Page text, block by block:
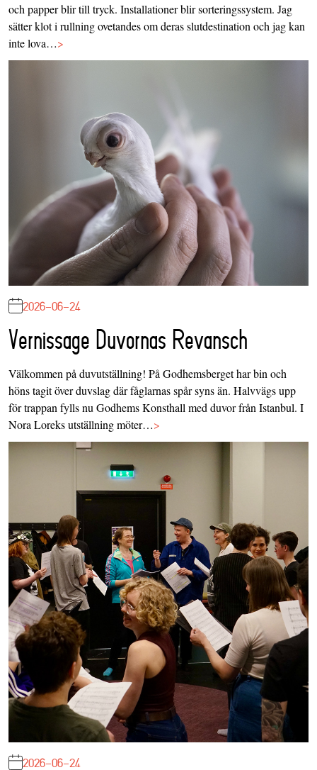
och papper blir till tryck. Installationer blir sorteringssystem. Jag
sätter klot i rullning ovetandes om deras slutdestination och jag kan
inte lova…>
2026-06-24
Vernissage Duvornas Revansch
Välkommen på duvutställning! På Godhemsberget har bin och
höns tagit över duvslag där fåglarnas spår syns än. Halvvägs upp
för trappan fylls nu Godhems Konsthall med duvor från Istanbul. I
Nora Loreks utställning möter…>
2026-06-24